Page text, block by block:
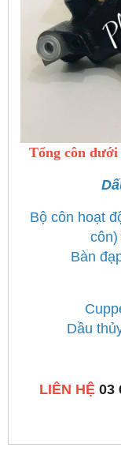
Tổng côn dưới
Bộ côn hoạt
côn)
Bàn
Dầu
LIÊN HỆ 03